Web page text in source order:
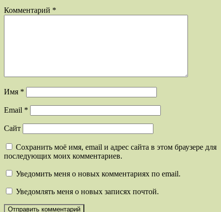
Комментарий *
Имя *
Email *
Сайт
Сохранить моё имя, email и адрес сайта в этом браузере для
последующих моих комментариев.
Уведомить меня о новых комментариях по email.
Уведомлять меня о новых записях почтой.